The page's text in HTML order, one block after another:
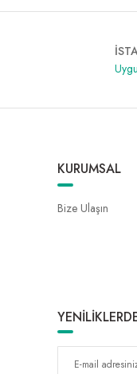
KURUMSAL
Bize Ulaşın